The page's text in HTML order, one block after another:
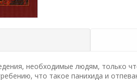
необходимые людям, только
что такое панихида и